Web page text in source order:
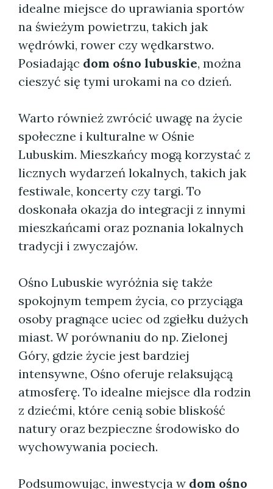
idealne miejsce do uprawiania sportów
na świeżym powietrzu, takich jak
wędrówki, rower czy wędkarstwo.
Posiadając dom ośno lubuskie, można
cieszyć się tymi urokami na co dzień.
Warto również zwrócić uwagę na życie
społeczne i kulturalne w Ośnie
Lubuskim. Mieszkańcy mogą korzystać z
licznych wydarzeń lokalnych, takich jak
festiwale, koncerty czy targi. To
doskonała okazja do integracji z innymi
mieszkańcami oraz poznania lokalnych
tradycji i zwyczajów.
Ośno Lubuskie wyróżnia się także
spokojnym tempem życia, co przyciąga
osoby pragnące uciec od zgiełku dużych
miast. W porównaniu do np. Zielonej
Góry, gdzie życie jest bardziej
intensywne, Ośno oferuje relaksującą
atmosferę. To idealne miejsce dla rodzin
z dziećmi, które cenią sobie bliskość
natury oraz bezpieczne środowisko do
wychowywania pociech.
Podsumowując, inwestycja w dom ośno